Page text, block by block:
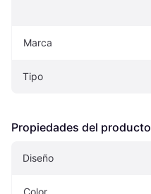
Marca
Tipo
Propiedades del producto
Diseño
Color